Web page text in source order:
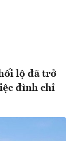
lộ đã trở
đình chỉ